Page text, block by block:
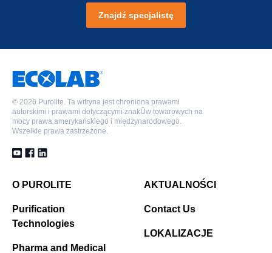
Znajdź specjalistę
© 2026 Purolite. Ta witryna jest chroniona prawami
autorskimi i prawami dotyczącymi znakÛw towarowych na
mocy prawa amerykańskiego i międzynarodowego.
Wszelkie prawa zastrzeżone.
O PUROLITE
Purification
Technologies
Pharma and Medical
AKTUALNOŚCI
Contact Us
LOKALIZACJE